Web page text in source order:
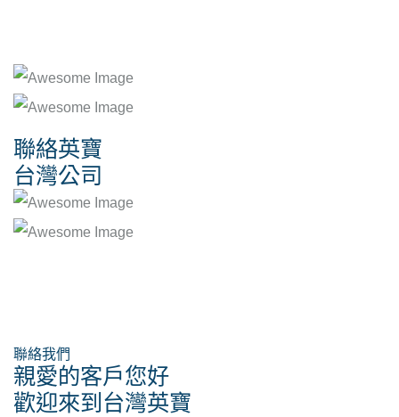
聯絡英寶
台灣公司
聯絡我們
親愛的客戶您好
歡迎來到台灣英寶